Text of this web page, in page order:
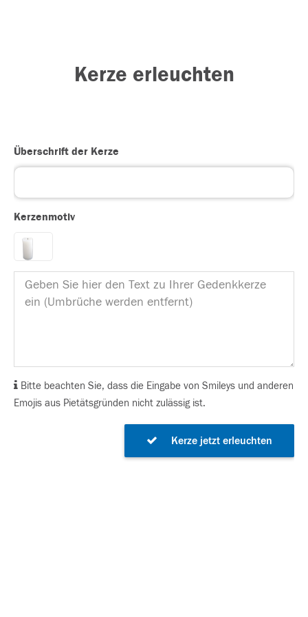
Kerze erleuchten
Überschrift der Kerze
Kerzenmotiv
Bitte beachten Sie, dass die Eingabe von Smileys und anderen
Emojis aus Pietätsgründen nicht zulässig ist.
Kerze jetzt erleuchten